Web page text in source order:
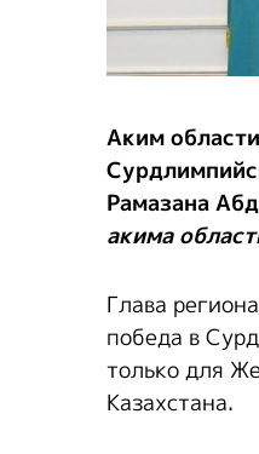
Аким
Рамазана
акима
Глава
победа в
только для
Казахстана.